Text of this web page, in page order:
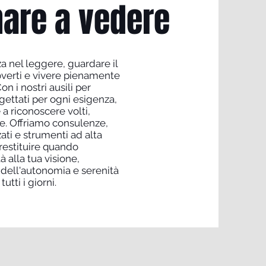
a vedere
nel leggere, guardare il
e vivere pienamente
i nostri ausili per
per ogni esigenza,
riconoscere volti,
Offriamo consulenze,
e strumenti ad alta
quando
alla tua visione,
e serenità
i giorni.